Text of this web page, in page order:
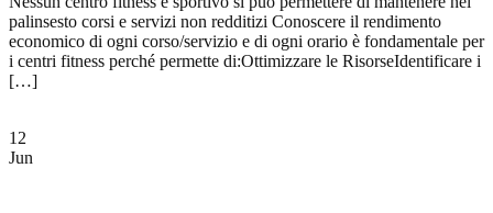
palinsesto corsi e servizi non redditizi Conoscere il rendimento
economico di ogni corso/servizio e di ogni orario è fondamentale per
i centri fitness perché permette di:Ottimizzare le RisorseIdentificare i
[…]
12
Jun